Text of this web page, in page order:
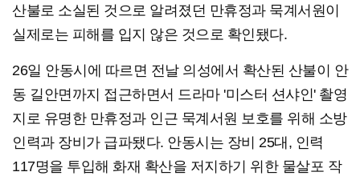
산불로 소실된 것으로 알려졌던 만휴정과 묵계서원이
실제로는 피해를 입지 않은 것으로 확인됐다.
26일 안동시에 따르면 전날 의성에서 확산된 산불이 안
동 길안면까지 접근하면서 드라마 '미스터 션샤인' 촬영
지로 유명한 만휴정과 인근 묵계서원 보호를 위해 소방
인력과 장비가 급파됐다. 안동시는 장비 25대, 인력
117명을 투입해 화재 확산을 저지하기 위한 물살포 작